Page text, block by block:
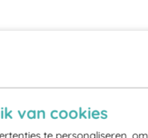
van cookies
te personaliseren,